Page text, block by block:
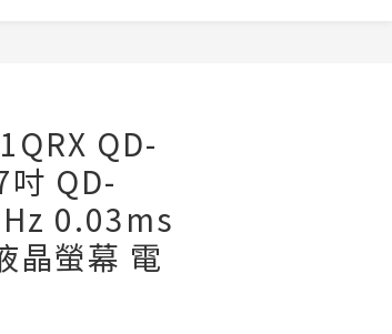
QD-
吋 QD-
0.03ms
晶螢幕 電